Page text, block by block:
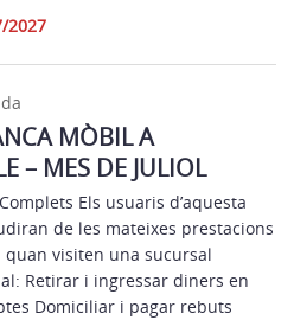
2027
MÒBIL A
– MES DE JULIOL
Els usuaris d’aquesta
de les mateixes prestacions
visiten una sucursal
Retirar i ingressar diners en
Domiciliar i pagar rebuts